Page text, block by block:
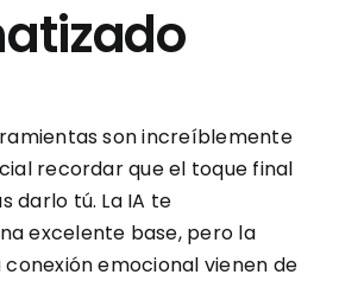
son increíblemente
recordar que el toque final
darlo tú. La IA te
excelente base, pero la
emocional vienen de